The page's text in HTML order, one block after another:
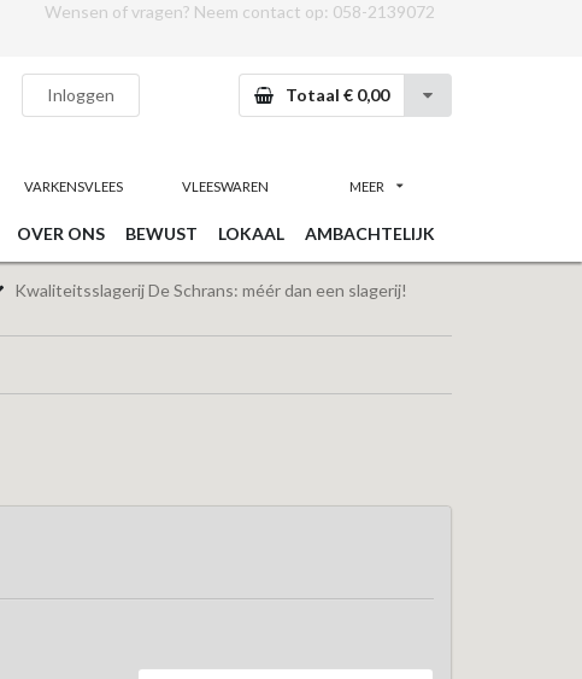
Wensen of vragen? Neem contact op: 058-2139072
Inloggen Totaal € 0,00
VARKENSVLEES VLEESWAREN MEER
OVER ONS BEWUST LOKAAL AMBACHTELIJK
Kwaliteitsslagerij De Schrans: méér dan een slagerij!